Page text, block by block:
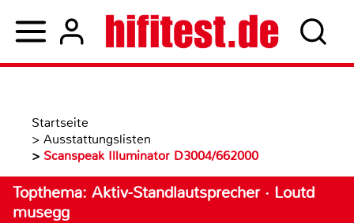
Startseite
> Ausstattungslisten
> Scanspeak Illuminator D3004/662000
Topthema: Aktiv-Standlautsprecher · Loutd
musegg